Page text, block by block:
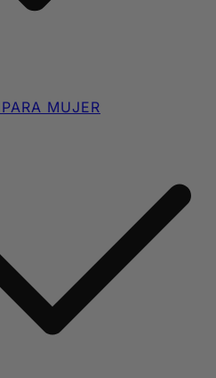
MUJER